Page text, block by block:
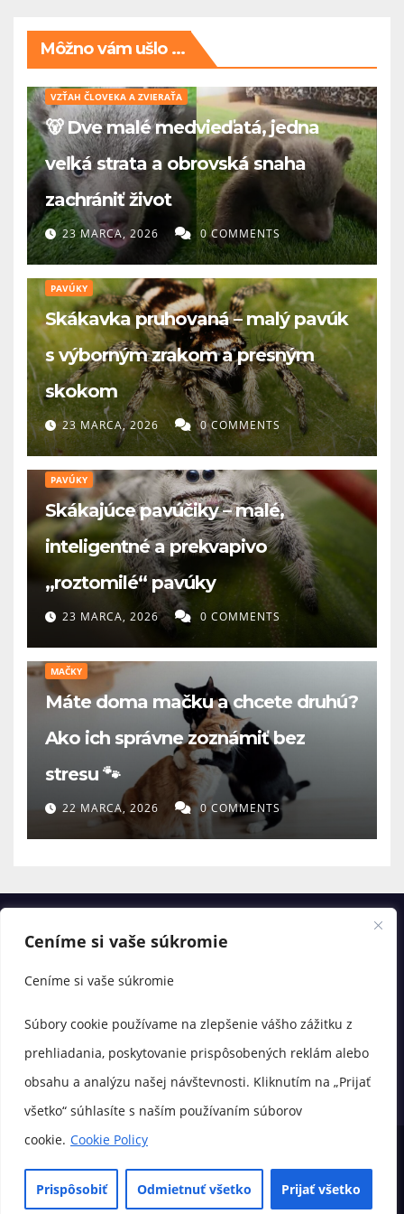
Ceníme si vaše súkromie
Ceníme si vaše súkromie
Súbory cookie používame na zlepšenie vášho zážitku z
prehliadania, poskytovanie prispôsobených reklám alebo
obsahu a analýzu našej návštevnosti. Kliknutím na „Prijať
všetko“ súhlasíte s naším používaním súborov
cookie. Cookie Policy
Prispôsobiť Odmietnuť všetko Prijať všetko
Môžno vám ušlo ...
VZŤAH ČLOVEKA A ZVIERAŤA
🐻 Dve malé medvieďatá, jedna
veľká strata a obrovská snaha
zachrániť život
23 MARCA, 2026 0 COMMENTS
PAVÚKY
Skákavka pruhovaná – malý pavúk
s výborným zrakom a presným
skokom
23 MARCA, 2026 0 COMMENTS
PAVÚKY
Skákajúce pavúčiky – malé,
inteligentné a prekvapivo
„roztomilé“ pavúky
23 MARCA, 2026 0 COMMENTS
MAČKY
Máte doma mačku a chcete druhú?
Ako ich správne zoznámiť bez
stresu 🐾
22 MARCA, 2026 0 COMMENTS
💛 O nás 📬 Kontakt Zásady ochrany osobných údajov